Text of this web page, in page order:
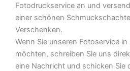
Fotodruckservice an und
einer schönen
Verschenken.
Wenn Sie unseren Fotoservice
möchten, schreiben Sie uns
eine Nachricht und schicken Sie